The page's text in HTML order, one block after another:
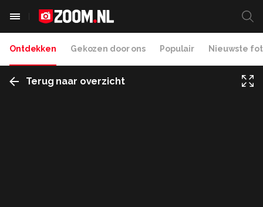
Ontdekken Gekozen door ons Populair Nieuwste
Terug naar overzicht